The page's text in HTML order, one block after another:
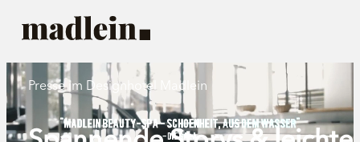
Presse im Designhotel Madlein